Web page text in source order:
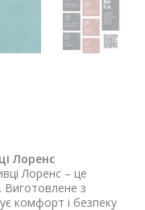
Лоренс
Лоренс – це
Виготовлене з
комфорт і безпеку